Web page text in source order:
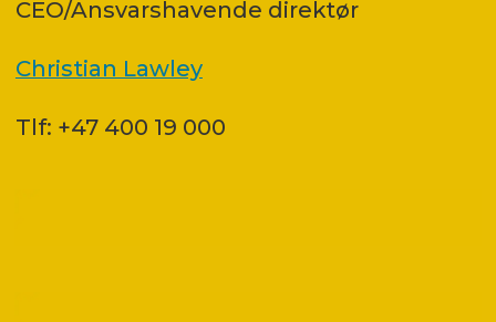
CEO/Ansvarshavende direktør
Christian Lawley
Tlf: +47 400 19 000